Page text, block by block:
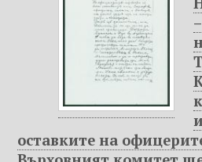
оставките на